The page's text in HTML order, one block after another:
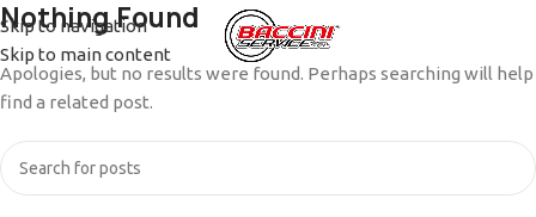
Skip to navigation
Skip to main content
MENU
Nothing Found
Apologies, but no results were found. Perhaps searching will help
find a related post.